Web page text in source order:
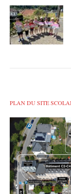
PLAN DU SITE